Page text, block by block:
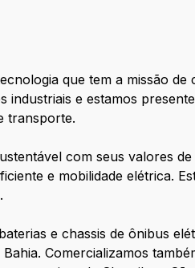
que tem a missão
industriais e estamos
transporte.
com seus valores
e mobilidade elétrica.
e chassis de ônibus
Comercializamos